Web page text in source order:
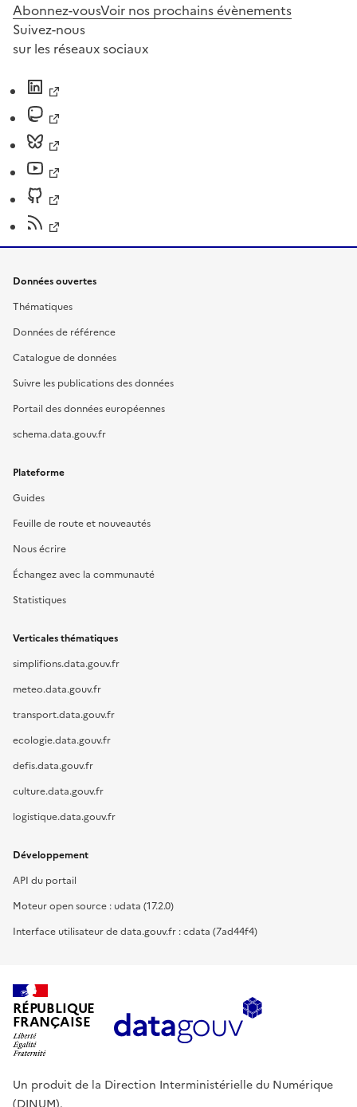
Abonnez-vousVoir nos prochains évènements
Suivez-nous
sur les réseaux sociaux
Données ouvertes
Thématiques
Données de référence
Catalogue de données
Suivre les publications des données
Portail des données européennes
schema.data.gouv.fr
Plateforme
Guides
Feuille de route et nouveautés
Nous écrire
Échangez avec la communauté
Statistiques
Verticales thématiques
simplifions.data.gouv.fr
meteo.data.gouv.fr
transport.data.gouv.fr
ecologie.data.gouv.fr
defis.data.gouv.fr
culture.data.gouv.fr
logistique.data.gouv.fr
Développement
API du portail
Moteur open source : udata (17.2.0)
Interface utilisateur de data.gouv.fr : cdata (7ad44f4)
RÉPUBLIQUE
FRANÇAISE
Un produit de la Direction Interministérielle du Numérique